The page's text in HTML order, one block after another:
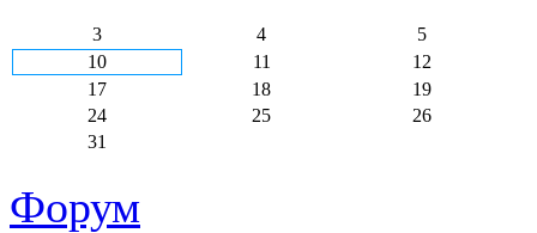
3 4
5
10
11
12
17
18
19
24
25
26
31
Форум